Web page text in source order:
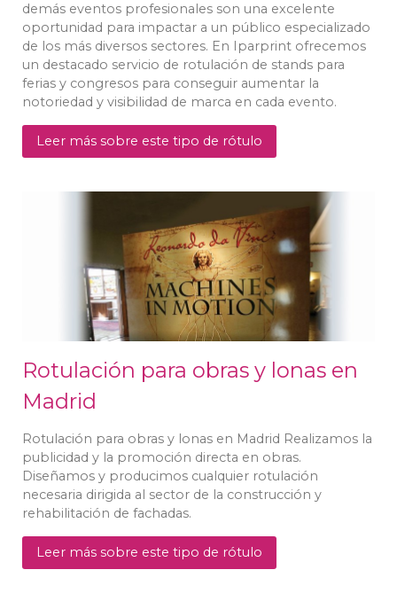
demás eventos profesionales son una excelente
oportunidad para impactar a un público especializado
de los más diversos sectores. En Iparprint ofrecemos
un destacado servicio de rotulación de stands para
ferias y congresos para conseguir aumentar la
notoriedad y visibilidad de marca en cada evento.
Leer más sobre este tipo de rótulo
Rotulación para obras y lonas en
Madrid
Rotulación para obras y lonas en Madrid Realizamos la
publicidad y la promoción directa en obras.
Diseñamos y producimos cualquier rotulación
necesaria dirigida al sector de la construcción y
rehabilitación de fachadas.
Leer más sobre este tipo de rótulo